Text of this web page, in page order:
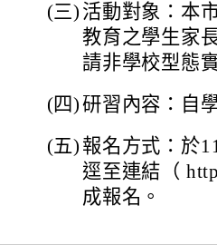
(三) 活動對象：本
教育之學生家
請非學校型態
(四)研習內容：自
(五) 報名方式：於
逕至連結（
成報名。